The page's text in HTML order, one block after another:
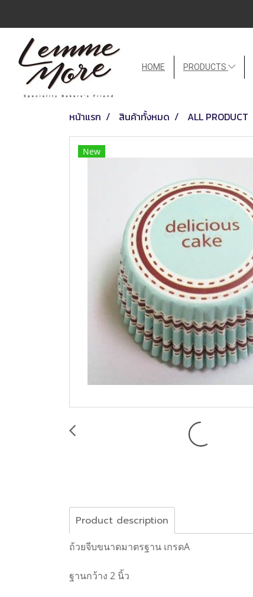
HOME PRODUCTS
หน้าแรก สินค้าทั้งหมด ALL PRODUCT
New
Product description
ถ้วยจีบขนาดมาตรฐาน เกรดA
ฐานกว้าง 2 นิ้ว